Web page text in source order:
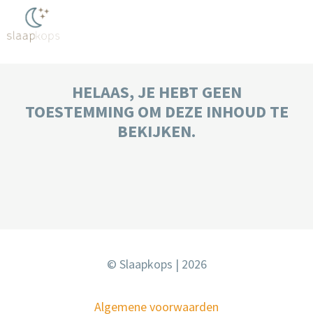
HELAAS, JE HEBT GEEN
TOESTEMMING OM DEZE INHOUD TE
BEKIJKEN.
© Slaapkops | 2026
Algemene voorwaarden